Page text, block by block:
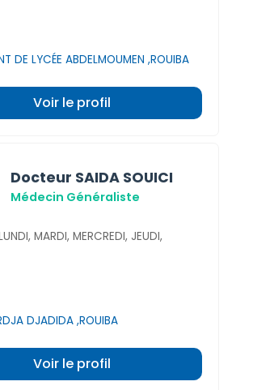
DE LYCÉE ABDELMOUMEN ,ROUIBA
Voir le profil
Docteur SAIDA SOUICI
Médecin Généraliste
MARDI, MERCREDI, JEUDI,
DJADIDA ,ROUIBA
Voir le profil